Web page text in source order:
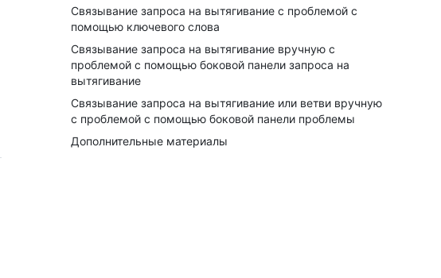
Связывание запроса на вытягивание с проблемой с
помощью ключевого слова
Связывание запроса на вытягивание вручную с
проблемой с помощью боковой панели запроса на
вытягивание
Связывание запроса на вытягивание или ветви вручную
с проблемой с помощью боковой панели проблемы
Дополнительные материалы